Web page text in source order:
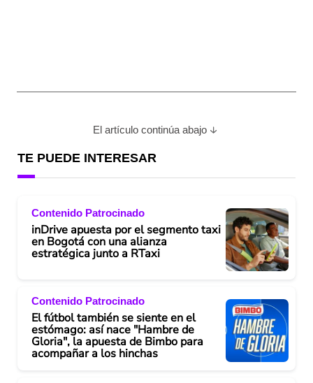
El artículo continúa abajo
TE PUEDE INTERESAR
Contenido Patrocinado
inDrive apuesta por el segmento taxi
en Bogotá con una alianza
estratégica junto a RTaxi
Contenido Patrocinado
El fútbol también se siente en el
estómago: así nace "Hambre de
Gloria", la apuesta de Bimbo para
acompañar a los hinchas